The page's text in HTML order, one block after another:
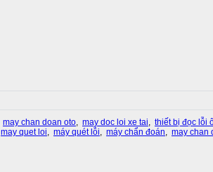
may chan doan oto, may doc loi xe tai, thiết bị đọc lỗi
may quet loi, máy quét lỗi, máy chẩn đoán, may chan